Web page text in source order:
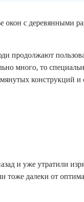
с деревянными
продолжают
много, то
конструкций
и уже утратили
тоже далеки от